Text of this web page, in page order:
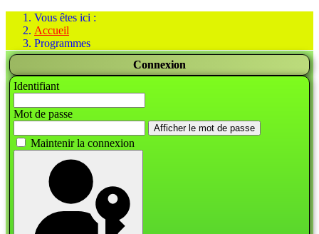
Vous êtes ici :
Accueil
Programmes
Connexion
Identifiant
Mot de passe
Afficher le mot de passe
Maintenir la connexion